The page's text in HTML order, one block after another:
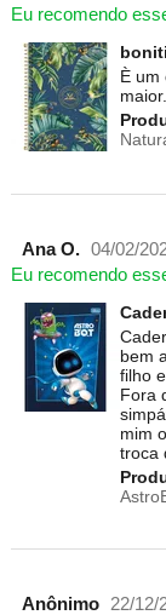
Eu recomendo
È um
maior.
Ana O. 04/02/
Eu recomendo
bem
filho
Fora
mim
troca
Anônimo
22/12/